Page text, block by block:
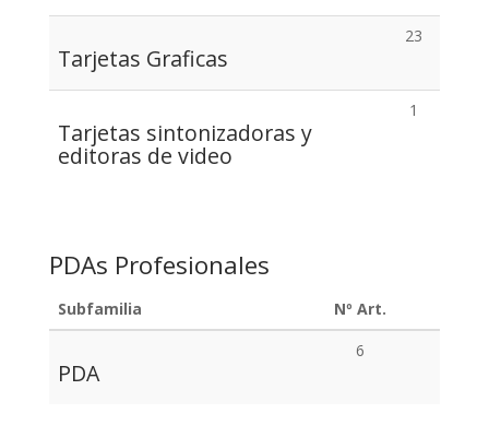
Tarjetas Graficas
23
Tarjetas sintonizadoras y
editoras de video
1
PDAs Profesionales
Subfamilia Nº Art.
PDA
6